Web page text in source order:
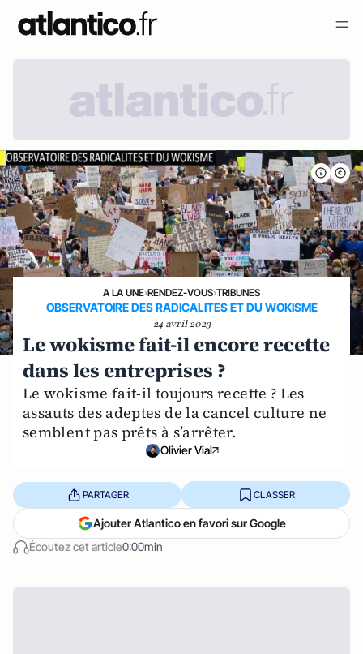
A LA UNE›RENDEZ-VOUS›TRIBUNES
OBSERVATOIRE DES RADICALITES ET DU WOKISME
24 avril 2023
Le wokisme fait-il encore recette
dans les entreprises ?
Le wokisme fait-il toujours recette ? Les
assauts des adeptes de la cancel culture ne
semblent pas prêts à s’arrêter.
Olivier Vial
Écoutez cet article0:00min
PARTAGER CLASSER
Ajouter Atlantico en favori sur Google